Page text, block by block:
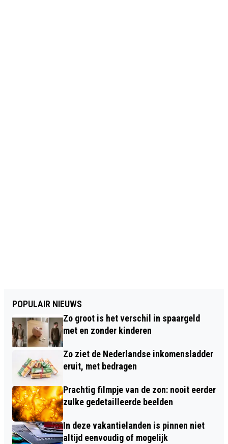
POPULAIR NIEUWS
Zo groot is het verschil in spaargeld
met en zonder kinderen
Zo ziet de Nederlandse inkomensladder
eruit, met bedragen
Prachtig filmpje van de zon: nooit eerder
zulke gedetailleerde beelden
In deze vakantielanden is pinnen niet
altijd eenvoudig of mogelijk